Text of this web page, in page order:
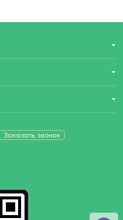
Заказать звонок